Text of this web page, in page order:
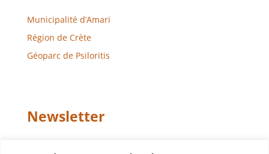
Municipalité d’Amari
Région de Crète
Géoparc de Psiloritis
Newsletter